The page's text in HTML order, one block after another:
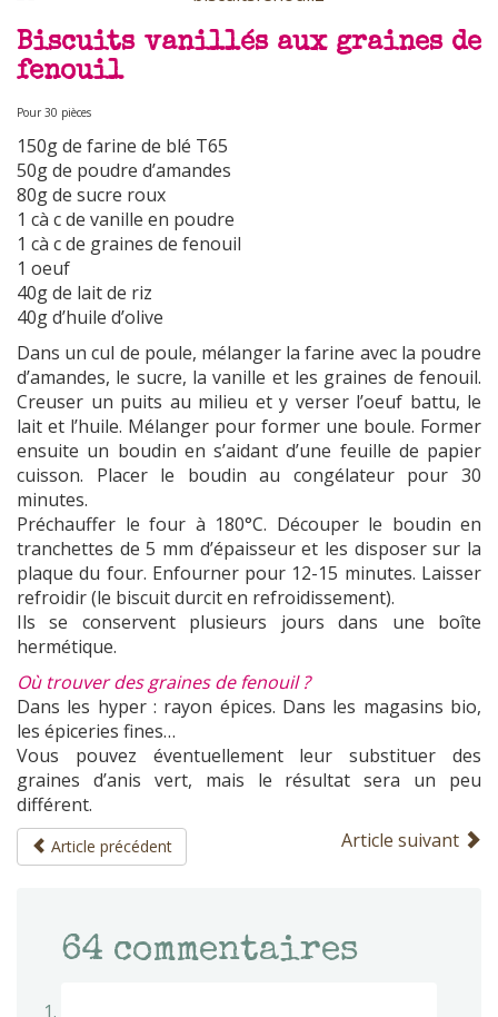
Biscuits vanillés aux graines de
fenouil
Pour 30 pièces
150g de farine de blé T65
50g de poudre d’amandes
80g de sucre roux
1 cà c de vanille en poudre
1 cà c de graines de fenouil
1 oeuf
40g de lait de riz
40g d’huile d’olive
Dans un cul de poule, mélanger la farine avec la poudre
d’amandes, le sucre, la vanille et les graines de fenouil.
Creuser un puits au milieu et y verser l’oeuf battu, le
lait et l’huile. Mélanger pour former une boule. Former
ensuite un boudin en s’aidant d’une feuille de papier
cuisson. Placer le boudin au congélateur pour 30
minutes.
Préchauffer le four à 180°C. Découper le boudin en
tranchettes de 5 mm d’épaisseur et les disposer sur la
plaque du four. Enfourner pour 12-15 minutes. Laisser
refroidir (le biscuit durcit en refroidissement).
Ils se conservent plusieurs jours dans une boîte
hermétique.
Où trouver des graines de fenouil ?
Dans les hyper : rayon épices. Dans les magasins bio,
les épiceries fines…
Vous pouvez éventuellement leur substituer des
graines d’anis vert, mais le résultat sera un peu
différent.
Article précédent Article suivant
64 commentaires